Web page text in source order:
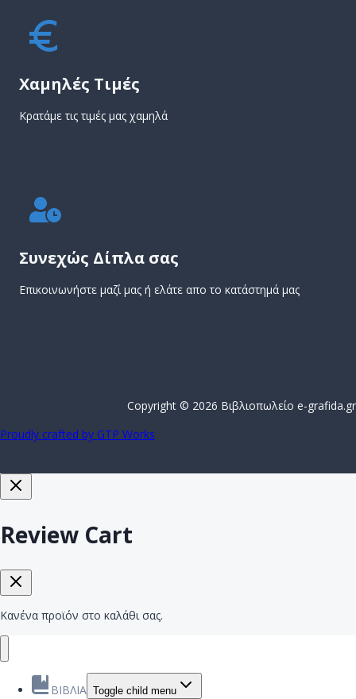
Χαμηλές Τιμές
Κρατάμε τις τιμές μας χαμηλά
Συνεχώς Δίπλα σας
Επικοινωνήστε μαζί μας ή ελάτε απο το κατάστημά μας
Copyright © 2026 Βιβλιοπωλείο e-grafida.gr
Proudly crafted by GTP Works
Review Cart
Κανένα προϊόν στο καλάθι σας.
ΒΙΒΛΙΑ Toggle child menu